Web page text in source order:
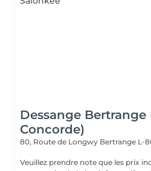
Dessange Bertrange
Concorde)
80, Route de Longwy Bertrange L-
Veuillez prendre note que les prix